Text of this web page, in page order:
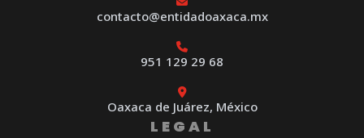
contacto@entidadoaxaca.mx
951 129 29 68
Oaxaca de Juárez, México
LEGAL